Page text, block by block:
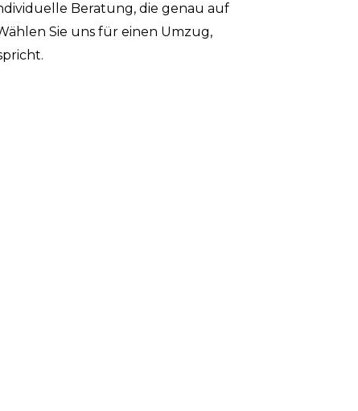
Beratung, die genau auf
Sie uns für einen Umzug,